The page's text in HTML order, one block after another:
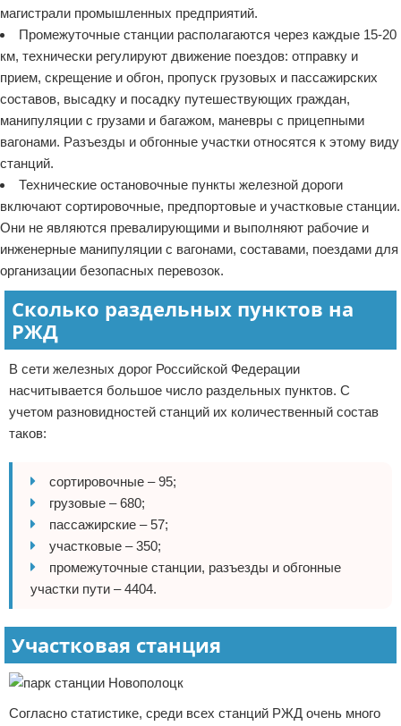
магистрали промышленных предприятий.
Промежуточные станции располагаются через каждые 15-20
км, технически регулируют движение поездов: отправку и
прием, скрещение и обгон, пропуск грузовых и пассажирских
составов, высадку и посадку путешествующих граждан,
манипуляции с грузами и багажом, маневры с прицепными
вагонами. Разъезды и обгонные участки относятся к этому виду
станций.
Технические остановочные пункты железной дороги
включают сортировочные, предпортовые и участковые станции.
Они не являются превалирующими и выполняют рабочие и
инженерные манипуляции с вагонами, составами, поездами для
организации безопасных перевозок.
Сколько раздельных пунктов на
РЖД
В сети железных дорог Российской Федерации
насчитывается большое число раздельных пунктов. С
учетом разновидностей станций их количественный состав
таков:
сортировочные – 95;
грузовые – 680;
пассажирские – 57;
участковые – 350;
промежуточные станции, разъезды и обгонные
участки пути – 4404.
Участковая станция
Согласно статистике, среди всех станций РЖД очень много